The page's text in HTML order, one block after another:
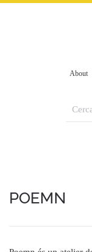
About
POEMN